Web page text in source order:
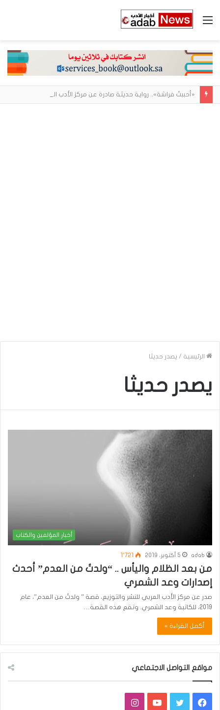
القائمة
الرئيسية / يصدر حديثا
يصدر حديثا
أخبار المؤلفين والكتاب
adab 5 أكتوبر، 2019 1٬721
من بعد الظلام واليأس .. “ولدتُ من العدم” أحدث
إصدارات وعد الشمري
صدر عن مركز الأدب العربي للنشر والتوزيع، قصة ” ولدتُ من العدم”، عام
2019، للكاتبة وعد الشمري. وتقع هذه القصة…
أكمل القراءة »
مواقع التواصل الاجتماعي
فيسبوكتويتر يوتيوبانستقرام